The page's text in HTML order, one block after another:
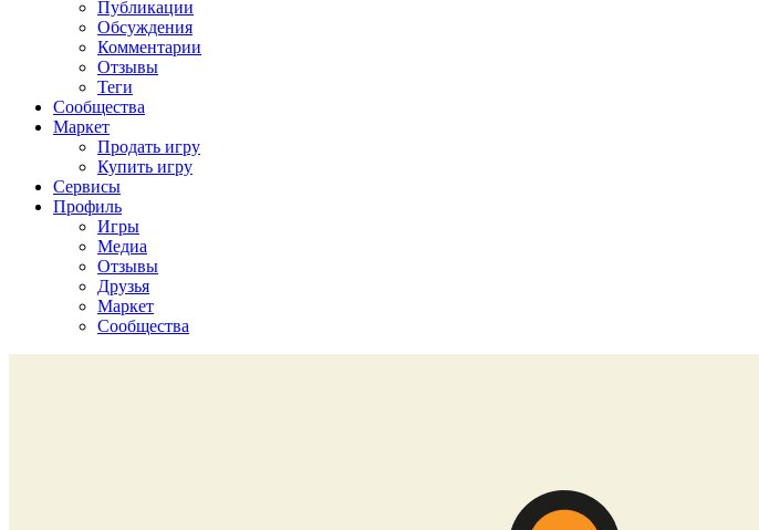
Публикации
Обсуждения
Комментарии
Отзывы
Теги
Сообщества
Маркет
Продать игру
Купить игру
Сервисы
Профиль
Игры
Медиа
Отзывы
Друзья
Маркет
Сообщества